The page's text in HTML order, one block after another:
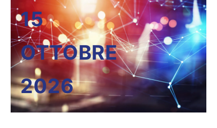
15
OTTOBRE
2026